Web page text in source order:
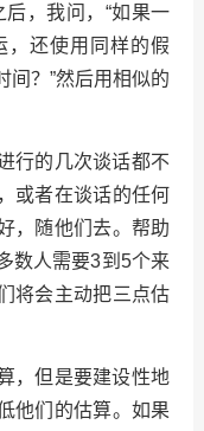
，我问，“如果一
，还使用同样的假
间？”然后用相似的
的几次谈话都不
或者在谈话的任何
，随他们去。帮助
数人需要3到5个来
将会主动把三点估
但是要建设性地
他们的估算。如果